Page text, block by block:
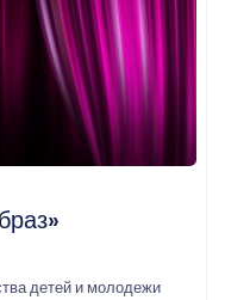
детей и молодежи